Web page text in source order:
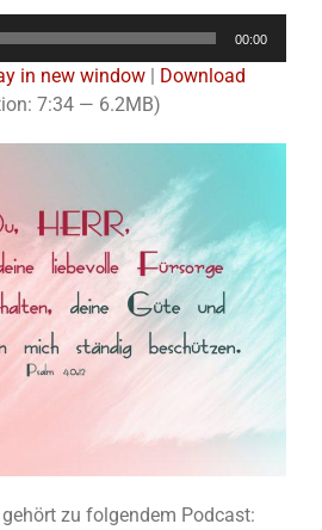
00:00
in new window| Download
7:34 — 6.2MB)
zu folgendem Podcast: